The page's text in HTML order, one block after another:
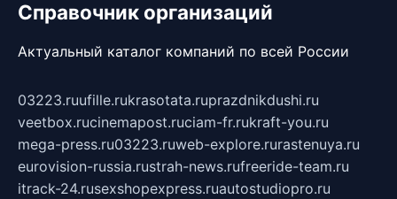
Справочник организаций
Актуальный каталог компаний по всей России
03223.ruufille.rukrasotata.ruprazdnikdushi.ru
veetbox.rucinemapost.ruciam-fr.rukraft-you.ru
mega-press.ru03223.ruweb-explore.rurastenuya.ru
eurovision-russia.rustrah-news.rufreeride-team.ru
itrack-24.rusexshopexpress.ruautostudiopro.ru